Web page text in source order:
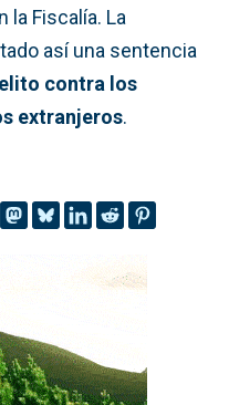
la Fiscalía. La
así una sentencia
contra los
extranjeros.